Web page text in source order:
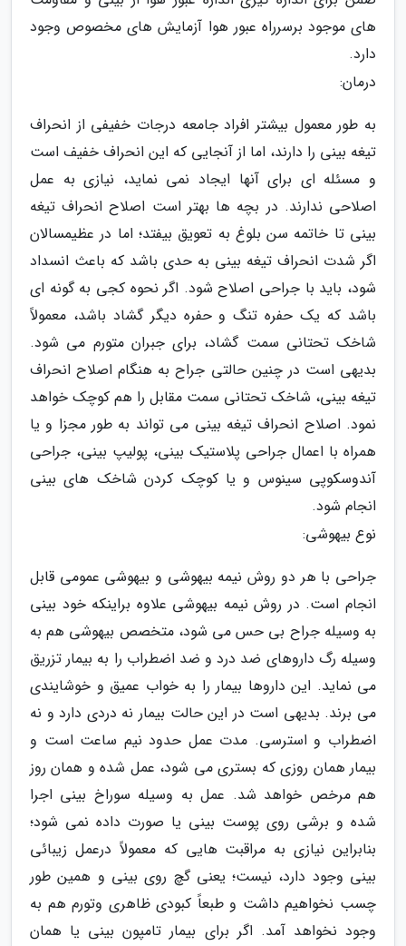
های موجود برسرراه عبور هوا آزمایش های مخصوص وجود
دارد.
درمان:
به طور معمول بیشتر افراد جامعه درجات خفیفی از انحراف
تیغه بینی را دارند، اما از آنجایی که این انحراف خفیف است
و مسئله ای برای آنها ایجاد نمی نماید، نیازی به عمل
اصلاحی ندارند. در بچه ها بهتر است اصلاح انحراف تیغه
بینی تا خاتمه سن بلوغ به تعویق بیفتد؛ اما در عظیمسالان
اگر شدت انحراف تیغه بینی به حدی باشد که باعث انسداد
شود، باید با جراحی اصلاح شود. اگر نحوه کجی به گونه ای
باشد که یک حفره تنگ و حفره دیگر گشاد باشد، معمولاً
شاخک تحتانی سمت گشاد، برای جبران متورم می شود.
بدیهی است در چنین حالتی جراح به هنگام اصلاح انحراف
تیغه بینی، شاخک تحتانی سمت مقابل را هم کوچک خواهد
نمود. اصلاح انحراف تیغه بینی می تواند به طور مجزا و یا
همراه با اعمال جراحی پلاستیک بینی، پولیپ بینی، جراحی
آندوسکوپی سینوس و یا کوچک کردن شاخک های بینی
انجام شود.
نوع بیهوشی:
جراحی با هر دو روش نیمه بیهوشی و بیهوشی عمومی قابل
انجام است. در روش نیمه بیهوشی علاوه براینکه خود بینی
به وسیله جراح بی حس می شود، متخصص بیهوشی هم به
وسیله رگ داروهای ضد درد و ضد اضطراب را به بیمار تزریق
می نماید. این داروها بیمار را به خواب عمیق و خوشایندی
می برند. بدیهی است در این حالت بیمار نه دردی دارد و نه
اضطراب و استرسی. مدت عمل حدود نیم ساعت است و
بیمار همان روزی که بستری می شود، عمل شده و همان روز
هم مرخص خواهد شد. عمل به وسیله سوراخ بینی اجرا
شده و برشی روی پوست بینی یا صورت داده نمی شود؛
بنابراین نیازی به مراقبت هایی که معمولاً درعمل زیبائی
بینی وجود دارد، نیست؛ یعنی گچ روی بینی و همین طور
چسب نخواهیم داشت و طبعاً کبودی ظاهری وتورم هم به
وجود نخواهد آمد. اگر برای بیمار تامپون بینی یا همان